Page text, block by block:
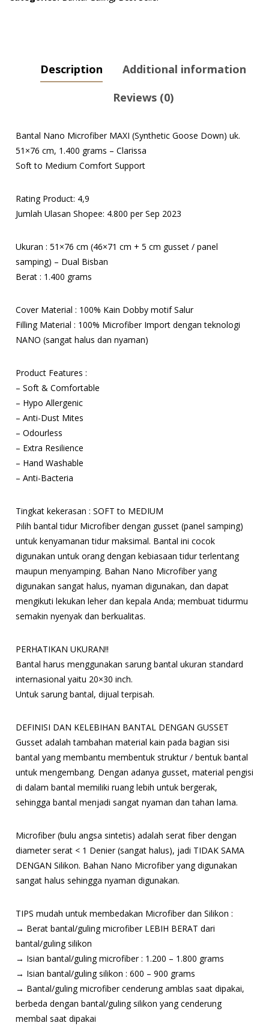
quantity
Description
Additional information
Reviews (0)
Bantal Nano Microfiber MAXI (Synthetic Goose Down) uk.
51×76 cm, 1.400 grams – Clarissa
Soft to Medium Comfort Support
Rating Product: 4,9
Jumlah Ulasan Shopee: 4.800 per Sep 2023
Ukuran : 51×76 cm (46×71 cm + 5 cm gusset / panel
samping) – Dual Bisban
Berat : 1.400 grams
Cover Material : 100% Kain Dobby motif Salur
Filling Material : 100% Microfiber Import dengan teknologi
NANO (sangat halus dan nyaman)
Product Features :
– Soft & Comfortable
– Hypo Allergenic
– Anti-Dust Mites
– Odourless
– Extra Resilience
– Hand Washable
– Anti-Bacteria
Tingkat kekerasan : SOFT to MEDIUM
Pilih bantal tidur Microfiber dengan gusset (panel samping)
untuk kenyamanan tidur maksimal. Bantal ini cocok
digunakan untuk orang dengan kebiasaan tidur terlentang
maupun menyamping. Bahan Nano Microfiber yang
digunakan sangat halus, nyaman digunakan, dan dapat
mengikuti lekukan leher dan kepala Anda; membuat tidurmu
semakin nyenyak dan berkualitas.
PERHATIKAN UKURAN!!
Bantal harus menggunakan sarung bantal ukuran standard
internasional yaitu 20×30 inch.
Untuk sarung bantal, dijual terpisah.
DEFINISI DAN KELEBIHAN BANTAL DENGAN GUSSET
Gusset adalah tambahan material kain pada bagian sisi
bantal yang membantu membentuk struktur / bentuk bantal
untuk mengembang. Dengan adanya gusset, material pengisi
di dalam bantal memiliki ruang lebih untuk bergerak,
sehingga bantal menjadi sangat nyaman dan tahan lama.
Microfiber (bulu angsa sintetis) adalah serat fiber dengan
diameter serat < 1 Denier (sangat halus), jadi TIDAK SAMA
DENGAN Silikon. Bahan Nano Microfiber yang digunakan
sangat halus sehingga nyaman digunakan.
TIPS mudah untuk membedakan Microfiber dan Silikon :
→ Berat bantal/guling microfiber LEBIH BERAT dari
bantal/guling silikon
→ Isian bantal/guling microfiber : 1.200 – 1.800 grams
→ Isian bantal/guling silikon : 600 – 900 grams
→ Bantal/guling microfiber cenderung amblas saat dipakai,
berbeda dengan bantal/guling silikon yang cenderung
membal saat dipakai